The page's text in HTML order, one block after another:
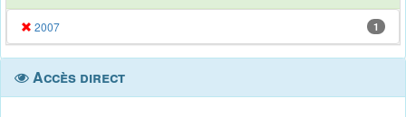
2007 1
Accès direct